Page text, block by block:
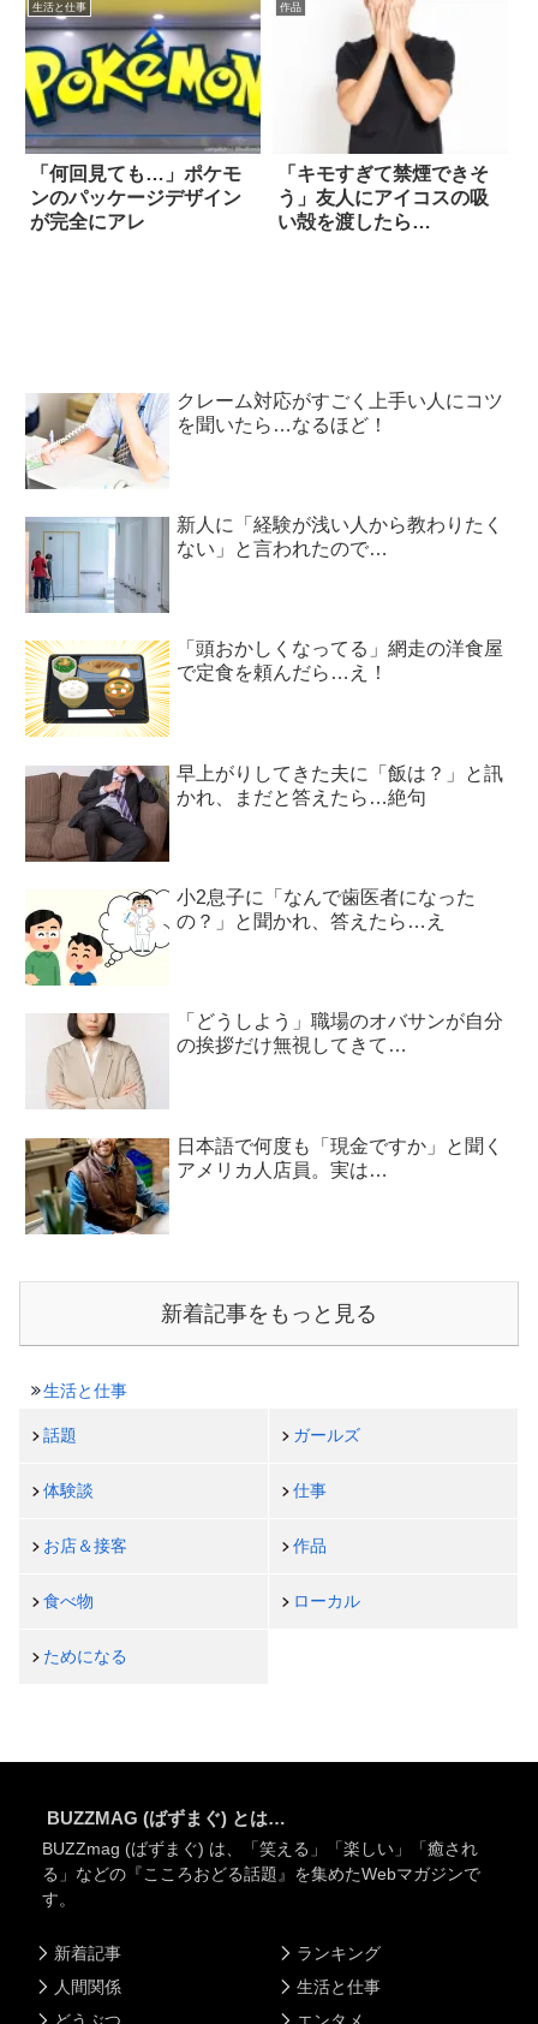
生活と仕事
「何回見ても…」ポケモ
ンのパッケージデザイン
が完全にアレ
作品
「キモすぎて禁煙できそ
う」友人にアイコスの吸
い殻を渡したら…
クレーム対応がすごく上手い人にコツ
を聞いたら…なるほど！
新人に「経験が浅い人から教わりたく
ない」と言われたので…
「頭おかしくなってる」網走の洋食屋
で定食を頼んだら…え！
早上がりしてきた夫に「飯は？」と訊
かれ、まだと答えたら…絶句
小2息子に「なんで歯医者になった
の？」と聞かれ、答えたら…え
「どうしよう」職場のオバサンが自分
の挨拶だけ無視してきて…
日本語で何度も「現金ですか」と聞く
アメリカ人店員。実は…
新着記事をもっと見る
生活と仕事
話題 ガールズ
体験談 仕事
お店＆接客 作品
食べ物 ローカル
ためになる
BUZZMAG (ばずまぐ) とは…
BUZZmag (ばずまぐ) は、「笑える」「楽しい」「癒され
る」などの『こころおどる話題』を集めたWebマガジンで
す。
新着記事
人間関係
ランキング
生活と仕事